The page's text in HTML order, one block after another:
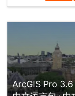
ArcGIS Pro 3.6